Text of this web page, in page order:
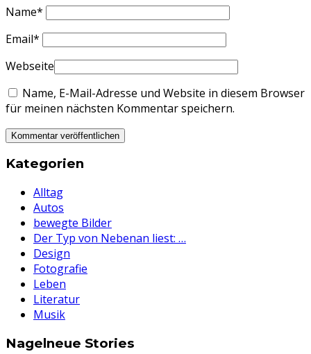
Name*
Email*
Webseite
Name, E-Mail-Adresse und Website in diesem Browser
für meinen nächsten Kommentar speichern.
Kategorien
Alltag
Autos
bewegte Bilder
Der Typ von Nebenan liest: …
Design
Fotografie
Leben
Literatur
Musik
Nagelneue Stories